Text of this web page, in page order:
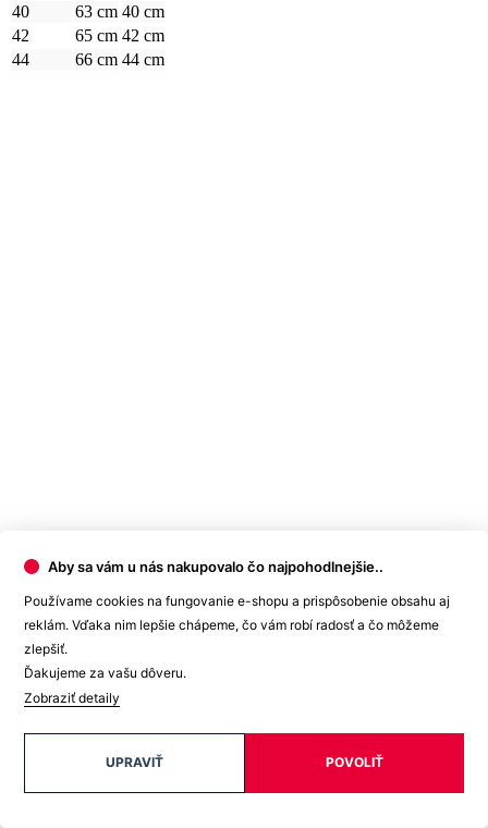
40
63 cm 40 cm
42
65 cm 42 cm
44
66 cm 44 cm
KOTKADámske neviditeľné tričko pod košeľu
Cena36,99 €
Prihlásenie zákazníka
Aby sa vám u nás nakupovalo čo najpohodlnejšie..
Používame cookies na fungovanie e-shopu a prispôsobenie obsahu aj
reklám. Vďaka nim lepšie chápeme, čo vám robí radosť a čo môžeme
zlepšiť.
Ďakujeme za vašu dôveru.
Zobraziť detaily
POVOLIŤ
UPRAVIŤ